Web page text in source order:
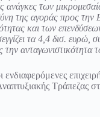
ανάγκες των
της αγοράς προς την
και των
τα 4,4 δισ. ευρώ,
την ανταγωνιστικότητα
Τράπεζας